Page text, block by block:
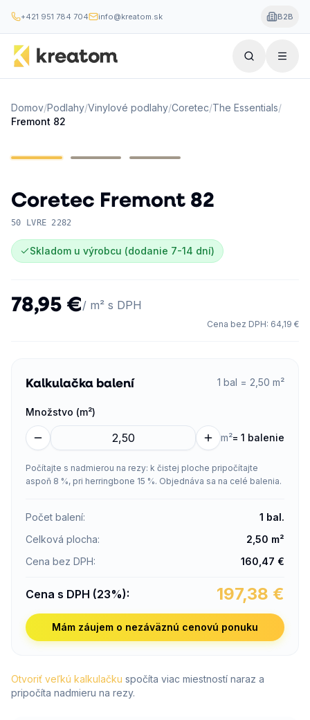
+421 951 784 704 info@kreatom.sk B2B
Domov/Podlahy/Vinylové podlahy/Coretec/The Essentials/
Fremont 82
Coretec Fremont 82
50 LVRE 2282
Skladom u výrobcu (dodanie 7-14 dní)
78,95 €/ m² s DPH
Cena bez DPH: 64,19 €
Kalkulačka balení 1 bal = 2,50 m²
Množstvo (m²)
m²= 1 balenie
Počítajte s nadmierou na rezy: k čistej ploche pripočítajte
aspoň 8 %, pri herringbone 15 %. Objednáva sa na celé balenia.
Počet balení: 1 bal.
Celková plocha: 2,50 m²
Cena bez DPH: 160,47 €
Cena s DPH (23%): 197,38 €
Mám záujem o nezáväznú cenovú ponuku
Otvoriť veľkú kalkulačku spočíta viac miestností naraz a
pripočíta nadmieru na rezy.